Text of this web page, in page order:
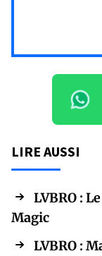
LIRE AUSSI
LVBRO :
Magic
LVBRO :